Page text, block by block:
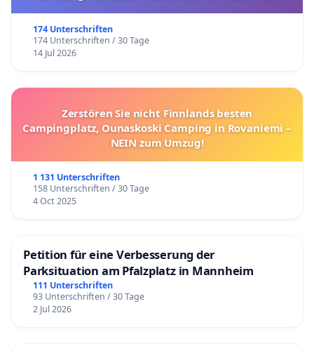
174 Unterschriften
174 Unterschriften / 30 Tage
14 Jul 2026
Zerstören Sie nicht Finnlands besten
Campingplatz, Ounaskoski Camping in Rovaniemi –
NEIN zum Umzug!
1 131 Unterschriften
158 Unterschriften / 30 Tage
4 Oct 2025
Petition für eine Verbesserung der
Parksituation am Pfalzplatz in Mannheim
111 Unterschriften
93 Unterschriften / 30 Tage
2 Jul 2026